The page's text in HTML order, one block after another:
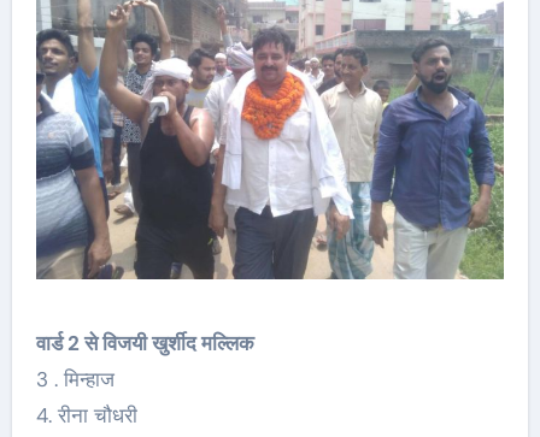
वार्ड 2 से विजयी खुर्शीद मल्लिक
3 . मिन्हाज
4. रीना चौधरी